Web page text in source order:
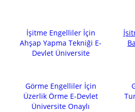
İşitme Engelliler İçin
Ahşap Yapma Tekniği E-
Devlet Üniversite
Görme Engelliler İçin
Üzerlik Örme E-Devlet
Üniversite Onaylı